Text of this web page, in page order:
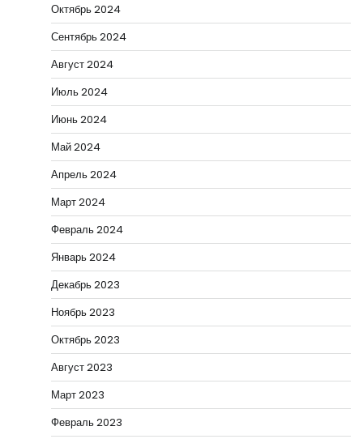
Октябрь 2024
Сентябрь 2024
Август 2024
Июль 2024
Июнь 2024
Май 2024
Апрель 2024
Март 2024
Февраль 2024
Январь 2024
Декабрь 2023
Ноябрь 2023
Октябрь 2023
Август 2023
Март 2023
Февраль 2023